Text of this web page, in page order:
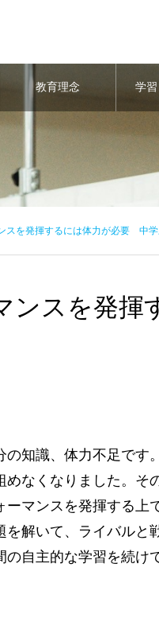
教育理念 学
スを発揮するには体力が必要 中
ンスを発
知識、体力不足です
なくなりました。そ
マンスを発揮する上
解いて、ライバルと
自主的な学習を続け